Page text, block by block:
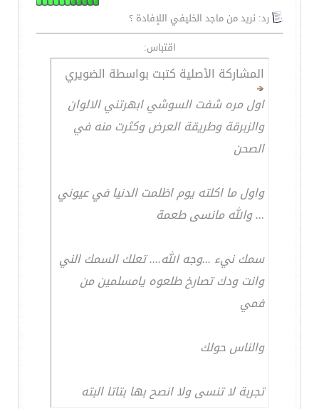
رد: نريد من ماجد الخليفي اللإفادة ؟
اقتباس:
المشاركة الأصلية كتبت بواسطة الضويري
اول مره شفت السوشي ابهرتني الالوان
والزبرقة وطريقة العرض وكثرت منه في
الصحن
واول ما اكلته يوم اظلمت الدنيا في عيوني
... والله مانسى طعمة
سمك نيء ...وجه الله.... تعلك السمك الني
وانت ودك تصارخ طلعوه يامسلمين من
فمي
والناس حولك
تجربة لا تنسى ولا انصح بها بتاتا البته